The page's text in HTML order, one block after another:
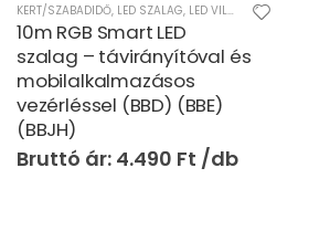
MŰSZAKI,SZÓRAKOZÁS
LED SZALAG,LED/LÁMPÁK/FÉNYEK,MŰSZAKI ,
Színváltós 5050 RGB LED
szalag szett – 5 méter, 44
gombos távirányítóval
(BBV)